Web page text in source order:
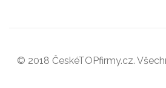
© 2018 ČeskéTOPfirmy.cz.